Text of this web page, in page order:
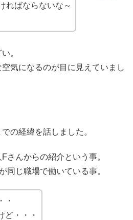
ればならないな～
。
気になるのが目に見えていまし
の経緯を話しました。
さんからの紹介という事。
同じ職場で働いている事。
・
ど・・・